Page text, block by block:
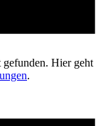
gefunden. Hier geht
.